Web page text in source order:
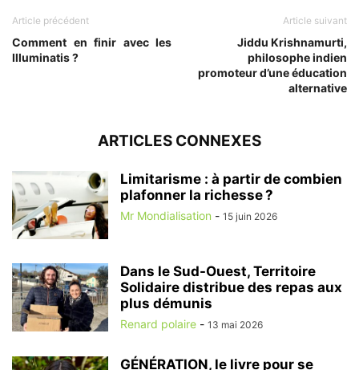
Article précédent
Comment en finir avec les
Illuminatis ?
Article suivant
Jiddu Krishnamurti,
philosophe indien
promoteur d’une éducation
alternative
ARTICLES CONNEXES
Limitarisme : à partir de combien
plafonner la richesse ?
Mr Mondialisation - 15 juin 2026
Dans le Sud-Ouest, Territoire
Solidaire distribue des repas aux
plus démunis
Renard polaire - 13 mai 2026
GÉNÉRATION, le livre pour se